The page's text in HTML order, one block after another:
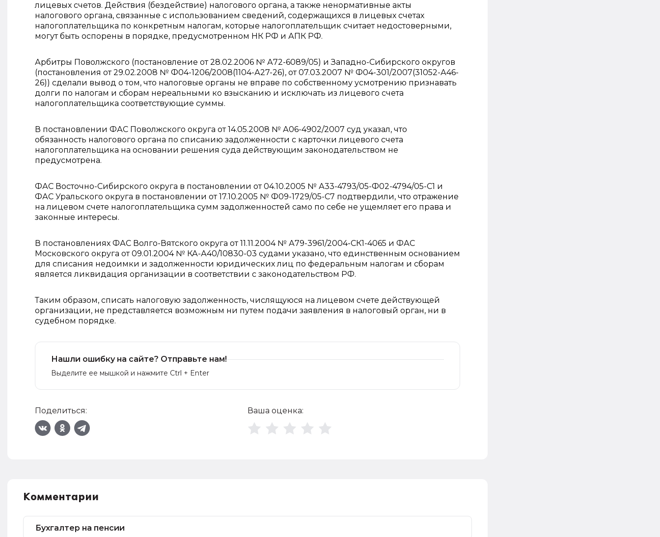
лицевых счетов. Действия (бездействие) налогового органа, а также ненормативные акты
налогового органа, связанные с использованием сведений, содержащихся в лицевых счетах
налогоплательщика по конкретным налогам, которые налогоплательщик считает недостоверными,
могут быть оспорены в порядке, предусмотренном НК РФ и АПК РФ.
Арбитры Поволжского (постановление от 28.02.2006 № А72-6089/05) и Западно-Сибирского округов
(постановления от 29.02.2008 № Ф04-1206/2008(1104-А27-26), от 07.03.2007 № Ф04-301/2007(31052-А46-
26)) сделали вывод о том, что налоговые органы не вправе по собственному усмотрению признавать
долги по налогам и сборам нереальными ко взысканию и исключать из лицевого счета
налогоплательщика соответствующие суммы.
В постановлении ФАС Поволжского округа от 14.05.2008 № А06-4902/2007 суд указал, что
обязанность налогового органа по списанию задолженности с карточки лицевого счета
налогоплательщика на основании решения суда действующим законодательством не
предусмотрена.
ФАС Восточно-Сибирского округа в постановлении от 04.10.2005 № А33-4793/05-Ф02-4794/05-С1 и
ФАС Уральского округа в постановлении от 17.10.2005 № Ф09-1729/05-С7 подтвердили, что отражение
на лицевом счете налогоплательщика сумм задолженностей само по себе не ущемляет его права и
законные интересы.
В постановлениях ФАС Волго-Вятского округа от 11.11.2004 № А79-3961/2004-СК1-4065 и ФАС
Московского округа от 09.01.2004 № КА-А40/10830-03 судами указано, что единственным основанием
для списания недоимки и задолженности юридических лиц по федеральным налогам и сборам
является ликвидация организации в соответствии с законодательством РФ.
Таким образом, списать налоговую задолженность, числящуюся на лицевом счете действующей
организации, не представляется возможным ни путем подачи заявления в налоговый орган, ни в
судебном порядке.
Нашли ошибку на сайте? Отправьте нам!
Выделите ее мышкой и нажмите Ctrl + Enter
Поделиться: Ваша оценка:
Комментарии